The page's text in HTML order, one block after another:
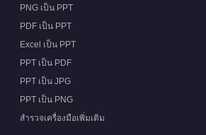
PNG เป็น PPT
PDF เป็น PPT
Excel เป็น PPT
PPT เป็น PDF
PPT เป็น JPG
PPT เป็น PNG
สำรวจเครื่องมือเพิ่มเติม